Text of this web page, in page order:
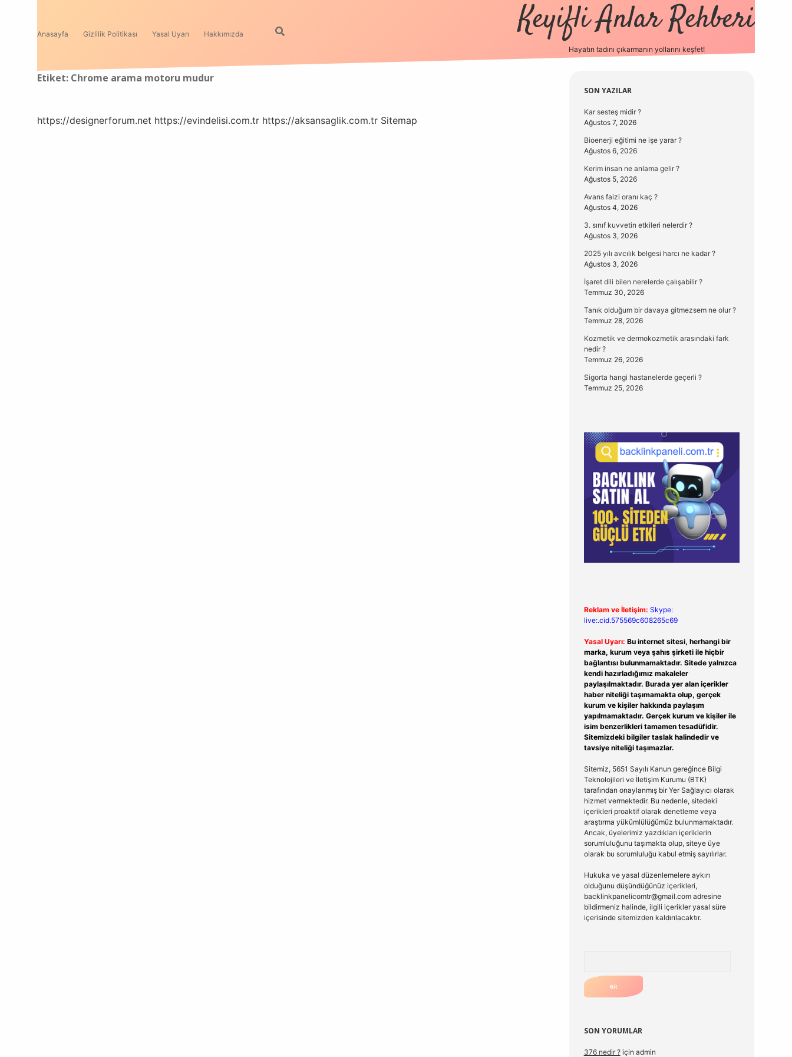
Anasayfa Gizlilik Politikası Yasal Uyarı Hakkımızda Keyifli Anlar Rehberi
Hayatın tadını çıkarmanın yollarını keşfet!
Etiket: Chrome arama motoru mudur
https://designerforum.net https://evindelisi.com.tr https://aksansaglik.com.tr Sitemap
Sidebar
SON YAZILAR
Kar sesteş midir ?
Ağustos 7, 2026
Bioenerji eğitimi ne işe yarar ?
Ağustos 6, 2026
Kerim insan ne anlama gelir ?
Ağustos 5, 2026
Avans faizi oranı kaç ?
Ağustos 4, 2026
3. sınıf kuvvetin etkileri nelerdir ?
Ağustos 3, 2026
2025 yılı avcılık belgesi harcı ne kadar ?
Ağustos 3, 2026
İşaret dili bilen nerelerde çalışabilir ?
Temmuz 30, 2026
Tanık olduğum bir davaya gitmezsem ne olur ?
Temmuz 28, 2026
Kozmetik ve dermokozmetik arasındaki fark
nedir ?
Temmuz 26, 2026
Sigorta hangi hastanelerde geçerli ?
Temmuz 25, 2026
Reklam ve İletişim: Skype:
live:.cid.575569c608265c69
Yasal Uyarı: Bu internet sitesi, herhangi bir
marka, kurum veya şahıs şirketi ile hiçbir
bağlantısı bulunmamaktadır. Sitede yalnızca
kendi hazırladığımız makaleler
paylaşılmaktadır. Burada yer alan içerikler
haber niteliği taşımamakta olup, gerçek
kurum ve kişiler hakkında paylaşım
yapılmamaktadır. Gerçek kurum ve kişiler ile
isim benzerlikleri tamamen tesadüfidir.
Sitemizdeki bilgiler taslak halindedir ve
tavsiye niteliği taşımazlar.
Sitemiz, 5651 Sayılı Kanun gereğince Bilgi
Teknolojileri ve İletişim Kurumu (BTK)
tarafından onaylanmış bir Yer Sağlayıcı olarak
hizmet vermektedir. Bu nedenle, sitedeki
içerikleri proaktif olarak denetleme veya
araştırma yükümlülüğümüz bulunmamaktadır.
Ancak, üyelerimiz yazdıkları içeriklerin
sorumluluğunu taşımakta olup, siteye üye
olarak bu sorumluluğu kabul etmiş sayılırlar.
Hukuka ve yasal düzenlemelere aykırı
olduğunu düşündüğünüz içerikleri,
backlinkpanelicomtr@gmail.comadresine
bildirmeniz halinde, ilgili içerikler yasal süre
içerisinde sitemizden kaldırılacaktır.
SON YORUMLAR
376 nedir ?için admin